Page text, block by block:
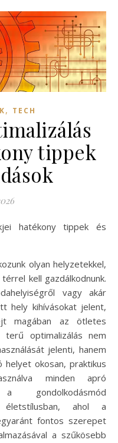
, TECH
tippek
olyan helyzetekkel,
kell gazdálkodnunk.
vagy akár
hely kihívásokat jelent,
magában az ötletes
terű optimalizálás nem
jelenti, hanem
okosan, praktikus
minden apró
gondolkodásmód
ahol a
fontos szerepet
a szűkösebb